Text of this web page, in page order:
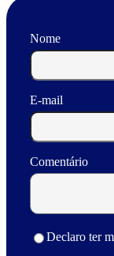
Nome
E-mail
Comentário
Declaro ter